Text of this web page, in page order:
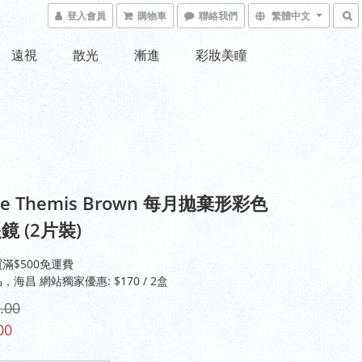
登入會員 購物車 聯絡我們 繁體中文
遠視 散光 漸進 彩妝美瞳
Themis Brown 每月拋棄形彩色
(2片裝)
$500免運費
海昌 網站獨家優惠: $170 / 2盒